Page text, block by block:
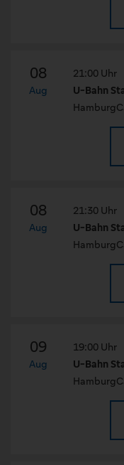
08
Aug
21:00 Uhr
U-Bahn
08
Aug
21:30 Uhr
U-Bahn
09
Aug
19:00 Uhr
U-Bahn